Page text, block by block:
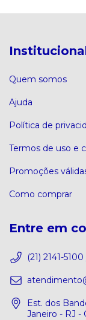
Quem somos
Ajuda
Política de
Termos de uso e
Promoções
Como comprar
Entre em
(21) 2141-
Est. dos
Janeiro - RJ -